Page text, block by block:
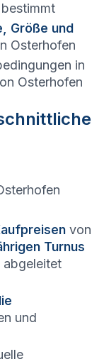
bestimmt
Größe und
Osterhofen
in
Osterhofen
von
Turnus
abgeleitet
und